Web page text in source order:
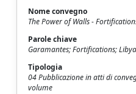
Nome convegno
The Power of Walls -
Parole chiave
Garamantes; Fortifications;
Tipologia
04 Pubblicazione in atti di
volume